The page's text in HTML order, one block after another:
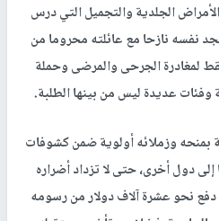
الجلدية والتجميل التي درس
نفسه نازحا مع عائلته محروما من
لمغادرة الجرحى والمرضى وحملة
وفئات عديدة ليس من بينها الطلبة.
بمنحه وزملائه أولوية ضمن كشوفات
دول أخرى، حتى لا تزداد أضراره
دفع نحو عشرة آلاف دولار من رسومه